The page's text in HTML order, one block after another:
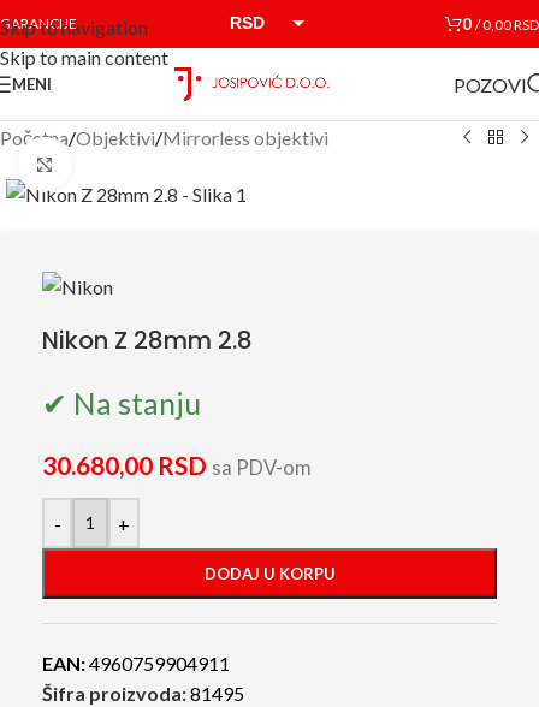
Skip to navigation
Skip to main content
GARANCIJE RSD 0 /0,00RSD
MENI POZOVI
Početna/Objektivi/Mirrorless objektivi
Nikon Z 28mm 2.8
✔ Na stanju
30.680,00 RSD sa PDV-om
- +
DODAJ U KORPU
EAN:4960759904911
Šifra proizvoda:81495